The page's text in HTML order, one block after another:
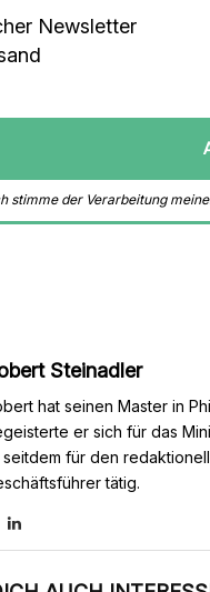
Newsletter
stimme der Verarbeitung
Steinadler
hat seinen Master in
er sich für das
seitdem für den
tätig.